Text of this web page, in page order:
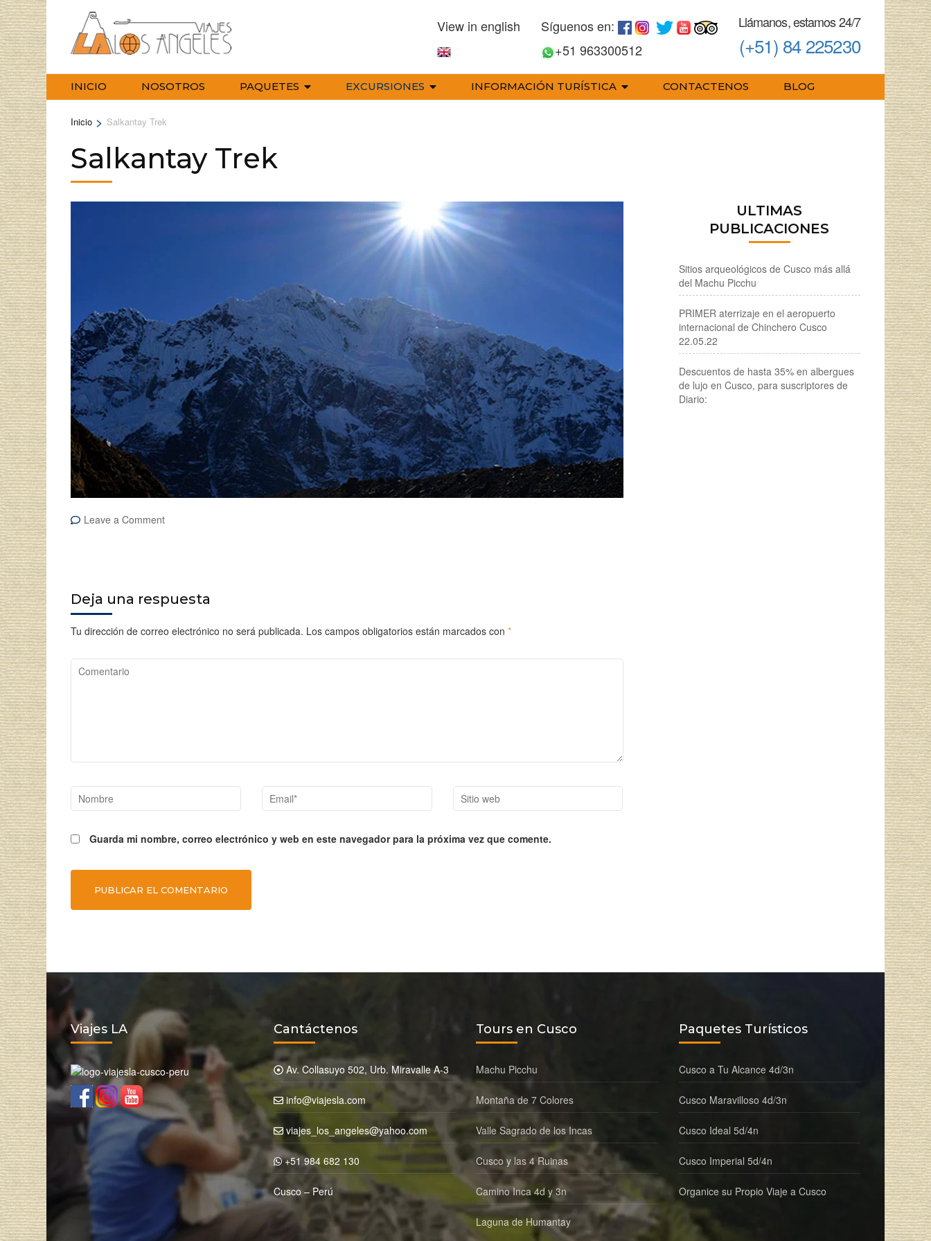
Saltar
al
contenido
(Pulse
Enter)
Llámanos, estamos 24/7
(+51) 84 225230
Síguenos en:
+51 963300512
View in english
INICIO NOSOTROS PAQUETES EXCURSIONES INFORMACIÓN TURÍSTICA CONTACTENOS BLOG
Inicio > Salkantay Trek
Salkantay Trek
Leave a Commenton
Deja una respuesta
Tu dirección de correo electrónico no será publicada. Los campos obligatorios están marcados con *
Comentario
Nombre Email*
Sitio
web
Guarda mi nombre, correo electrónico y web en este navegador para la próxima vez que comente.
ULTIMAS
PUBLICACIONES
Sitios arqueológicos de Cusco más allá
del Machu Picchu
PRIMER aterrizaje en el aeropuerto
internacional de Chinchero Cusco
22.05.22
Descuentos de hasta 35% en albergues
de lujo en Cusco, para suscriptores de
Diario:
Viajes LA Cantáctenos
Av. Collasuyo 502, Urb. Miravalle A-3
info@viajesla.com
viajes_los_angeles@yahoo.com
+51 984 682 130
Cusco – Perú
Tours en Cusco
Machu Picchu
Montaña de 7 Colores
Valle Sagrado de los Incas
Cusco y las 4 Ruinas
Camino Inca 4d y 3n
Laguna de Humantay
Paquetes Turísticos
Cusco a Tu Alcance 4d/3n
Cusco Maravilloso 4d/3n
Cusco Ideal 5d/4n
Cusco Imperial 5d/4n
Organice su Propio Viaje a Cusco